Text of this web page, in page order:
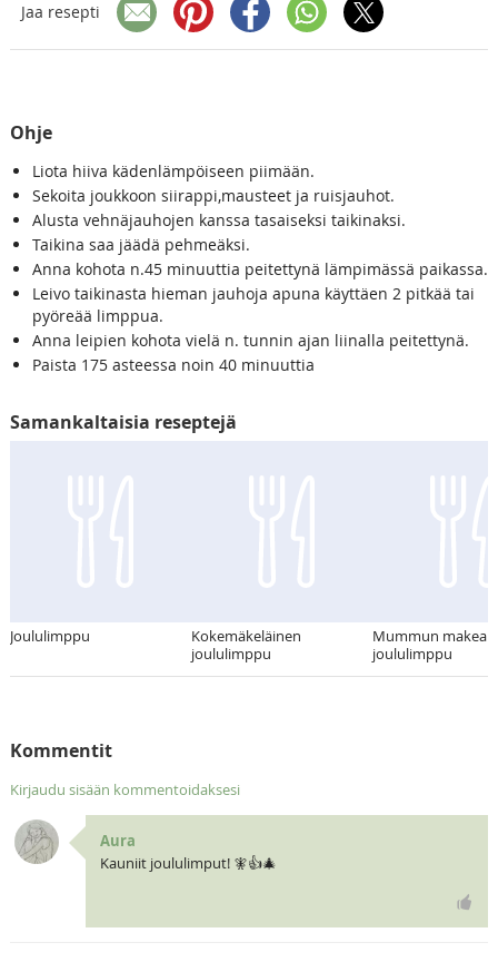
Jaa resepti
Ohje
Liota hiiva kädenlämpöiseen piimään.
Sekoita joukkoon siirappi,mausteet ja ruisjauhot.
Alusta vehnäjauhojen kanssa tasaiseksi taikinaksi.
Taikina saa jäädä pehmeäksi.
Anna kohota n.45 minuuttia peitettynä lämpimässä paikassa.
Leivo taikinasta hieman jauhoja apuna käyttäen 2 pitkää tai
pyöreää limppua.
Anna leipien kohota vielä n. tunnin ajan liinalla peitettynä.
Paista 175 asteessa noin 40 minuuttia
Samankaltaisia reseptejä
Joululimppu
Kokemäkeläinen
joululimppu
Mummun makea
joululimppu
Kommentit
Kirjaudu sisään kommentoidaksesi
Aura
Kauniit joululimput! 🧚👍🎄